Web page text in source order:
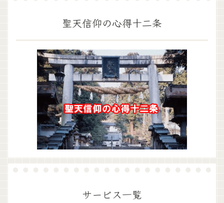
聖天信仰の心得十二条
サービス一覧